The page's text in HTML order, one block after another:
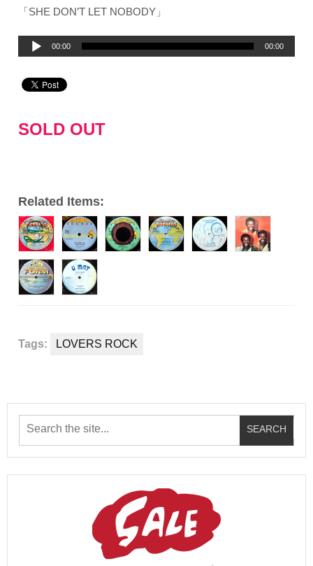
「SHE DON’T LET NOBODY」
プ
ヤ
00:00 00:00
SOLD OUT
Related Items:
Tags: LOVERS ROCK